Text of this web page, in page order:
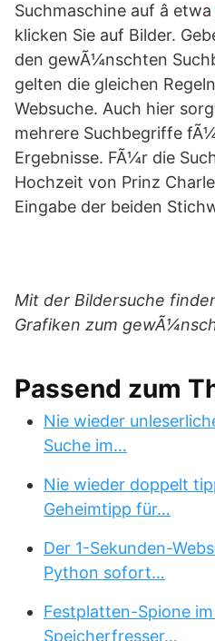
Suchmaschine auf â etwa
klicken Sie auf Bilder.
den gewÃ¼nschten
gelten die gleichen
Websuche. Auch hier
mehrere Suchbegriffe
Ergebnisse. FÃ¼r die
Hochzeit von Prinz
Eingabe der beiden
Mit der Bildersuche
Grafiken zum
Passend zum
Nie wieder
Suche im…
Nie wieder doppelt
Geheimtipp für…
Der 1-Sekunden-
Python sofort…
Festplatten-Spione
Speicherfresser…